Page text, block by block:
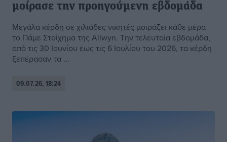
μοίρασε την προηγούμενη εβδομάδα
Μεγάλα κέρδη σε χιλιάδες νικητές μοιράζει κάθε μέρα
το Πάμε Στοίχημα της Αllwyn. Την τελευταία εβδομάδα,
από τις 30 Ιουνίου έως τις 6 Ιουλίου του 2026, τα κέρδη
ξεπέρασαν τα ...
09.07.26, 18:24